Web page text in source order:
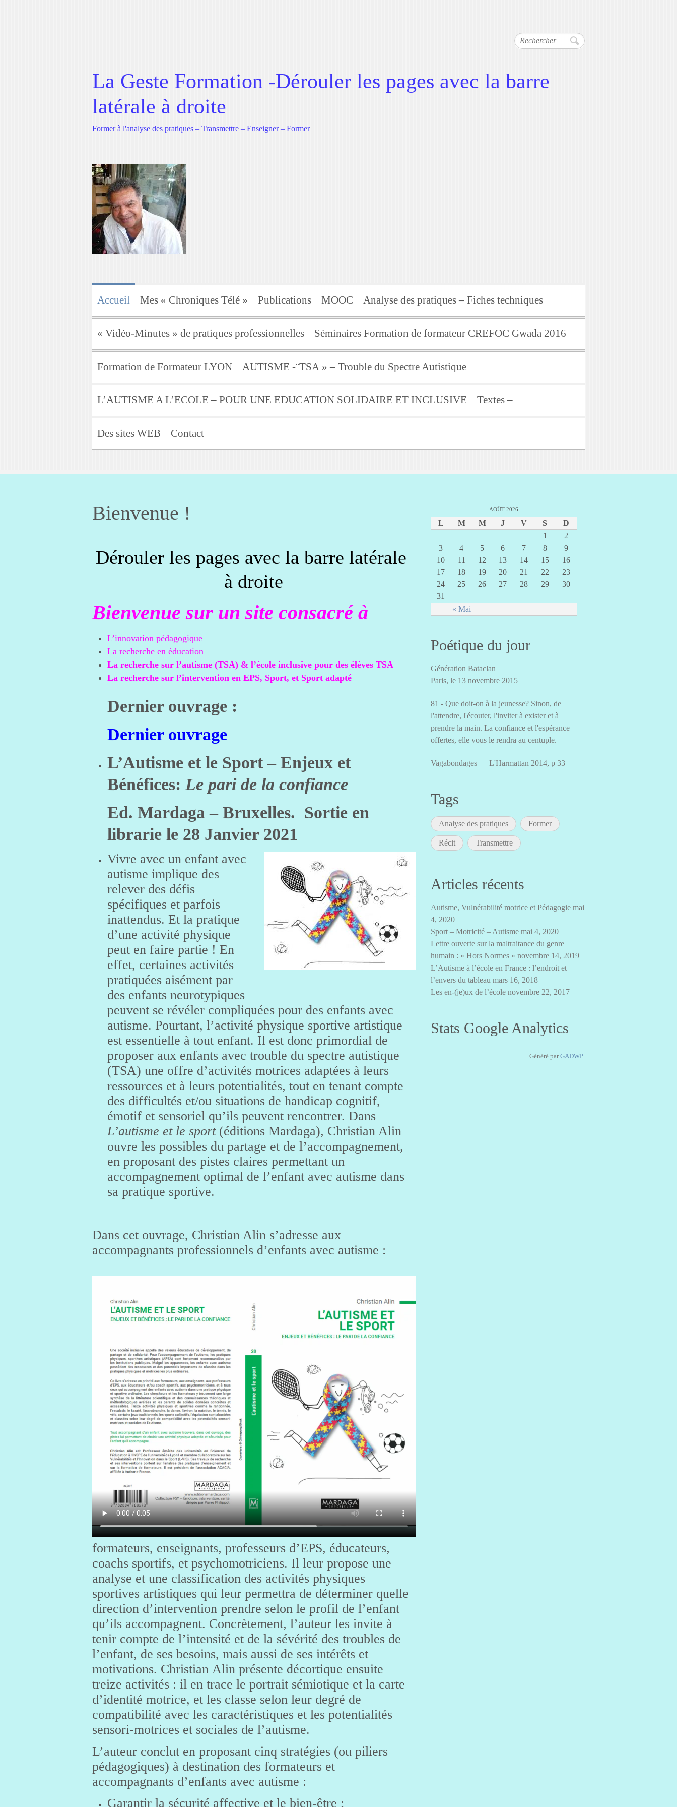
Rechercher
La Geste Formation -Dérouler les pages avec la barre
latérale à droite
Former à l'analyse des pratiques – Transmettre – Enseigner – Former
Accueil Mes « Chroniques Télé » Publications MOOC Analyse des pratiques – Fiches techniques
« Vidéo-Minutes » de pratiques professionnelles Séminaires Formation de formateur CREFOC Gwada 2016
Formation de Formateur LYON AUTISME -¨TSA » – Trouble du Spectre Autistique
L’AUTISME A L’ECOLE – POUR UNE EDUCATION SOLIDAIRE ET INCLUSIVE Textes –
Des sites WEB Contact
Bienvenue !
Dérouler les pages avec la barre latérale
à droite
Bienvenue sur un site consacré à
L’innovation pédagogique
La recherche en éducation
La recherche sur l’autisme (TSA) & l’école inclusive pour des élèves TSA
La recherche sur l’intervention en EPS, Sport, et Sport adapté
Dernier ouvrage :
Dernier ouvrage
L’Autisme et le Sport – Enjeux et
Bénéfices: Le pari de la confiance
Ed. Mardaga – Bruxelles. Sortie en
librarie le 28 Janvier 2021
Vivre avec un enfant avec
autisme implique des
relever des défis
spécifiques et parfois
inattendus. Et la pratique
d’une activité physique
peut en faire partie ! En
effet, certaines activités
pratiquées aisément par
des enfants neurotypiques
peuvent se révéler compliquées pour des enfants avec
autisme. Pourtant, l’activité physique sportive artistique
est essentielle à tout enfant. Il est donc primordial de
proposer aux enfants avec trouble du spectre autistique
(TSA) une offre d’activités motrices adaptées à leurs
ressources et à leurs potentialités, tout en tenant compte
des difficultés et/ou situations de handicap cognitif,
émotif et sensoriel qu’ils peuvent rencontrer. Dans
L’autisme et le sport(éditions Mardaga), Christian Alin
ouvre les possibles du partage et de l’accompagnement,
en proposant des pistes claires permettant un
accompagnement optimal de l’enfant avec autisme dans
sa pratique sportive.
Dans cet ouvrage, Christian Alin s’adresse aux
accompagnants professionnels d’enfants avec autisme :
formateurs, enseignants, professeurs d’EPS, éducateurs,
coachs sportifs, et psychomotriciens. Il leur propose une
analyse et une classification des activités physiques
sportives artistiques qui leur permettra de déterminer quelle
direction d’intervention prendre selon le profil de l’enfant
qu’ils accompagnent. Concrètement, l’auteur les invite à
tenir compte de l’intensité et de la sévérité des troubles de
l’enfant, de ses besoins, mais aussi de ses intérêts et
motivations. Christian Alin présente décortique ensuite
treize activités : il en trace le portrait sémiotique et la carte
d’identité motrice, et les classe selon leur degré de
compatibilité avec les caractéristiques et les potentialités
sensori-motrices et sociales de l’autisme.
L’auteur conclut en proposant cinq stratégies (ou piliers
pédagogiques) à destination des formateurs et
accompagnants d’enfants avec autisme :
Garantir la sécurité affective et le bien-être ;
AOÛT 2026
L M M J V S D
« Mai
1
2
3
4 5 6 7 8
9
10
11 12 13 14 15
16
17
18 19 20 21 22
23
24
25 26 27 28 29
30
31
Poétique du jour
Génération Bataclan
Paris, le 13 novembre 2015
81 - Que doit-on à la jeunesse? Sinon, de
l'attendre, l'écouter, l'inviter à exister et à
prendre la main. La confiance et l'espérance
offertes, elle vous le rendra au centuple.
Vagabondages — L'Harmattan 2014, p 33
Tags
Analyse des pratiques Former
Récit Transmettre
Articles récents
Autisme, Vulnérabilité motrice et Pédagogie mai
4, 2020
Sport – Motricité – Autisme mai 4, 2020
Lettre ouverte sur la maltraitance du genre
humain : « Hors Normes » novembre 14, 2019
L’Autisme à l’école en France : l’endroit et
l’envers du tableau mars 16, 2018
Les en-(je)ux de l’école novembre 22, 2017
Stats Google Analytics
Généré parGADWP